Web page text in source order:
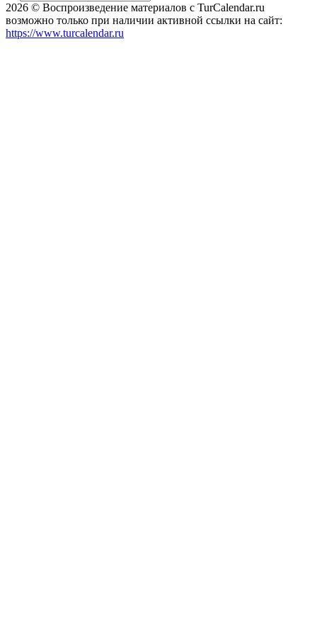
2026 © Воспроизведение материалов c TurCalendar.ru
возможно только при наличии активной ссылки на сайт:
https://www.turcalendar.ru